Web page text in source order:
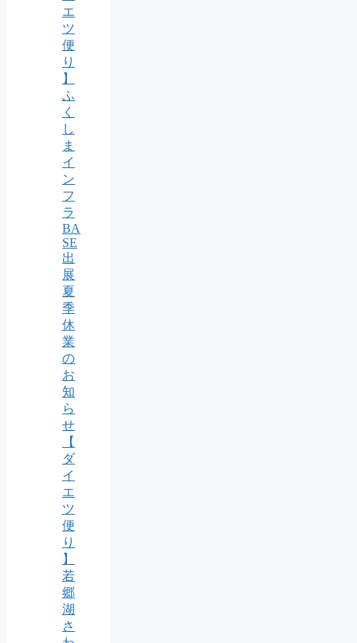
エ
ツ
便
り
】
ふ
く
し
ま
イ
ン
フ
ラ
BA
SE
出
展
夏
季
休
業
の
お
知
ら
せ
【
ダ
イ
エ
ツ
便
り
】
若
郷
湖
さ